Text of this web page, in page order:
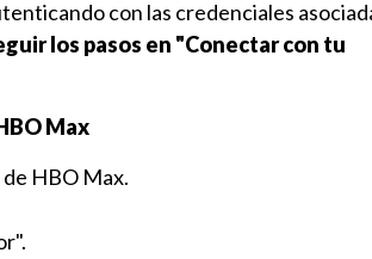
con las credenciales
los pasos en "Conectar con tu
Max
de HBO Max.